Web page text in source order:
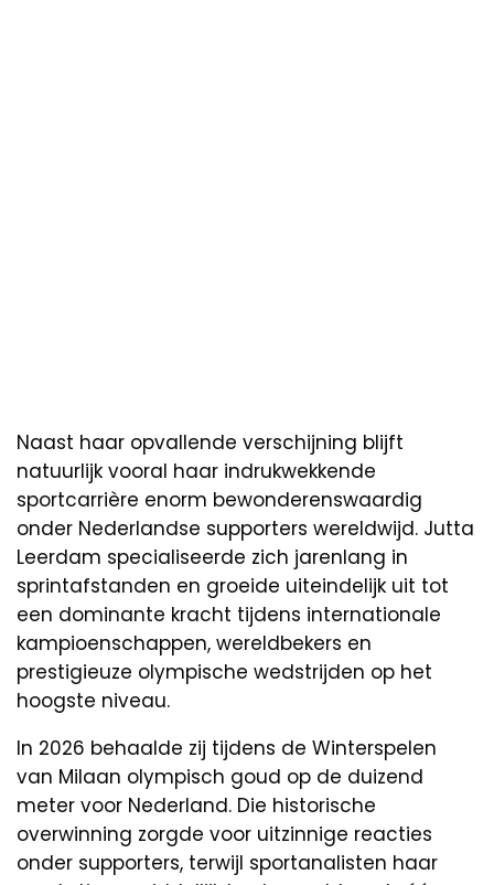
Naast haar opvallende verschijning blijft
natuurlijk vooral haar indrukwekkende
sportcarrière enorm bewonderenswaardig
onder Nederlandse supporters wereldwijd. Jutta
Leerdam specialiseerde zich jarenlang in
sprintafstanden en groeide uiteindelijk uit tot
een dominante kracht tijdens internationale
kampioenschappen, wereldbekers en
prestigieuze olympische wedstrijden op het
hoogste niveau.
In 2026 behaalde zij tijdens de Winterspelen
van Milaan olympisch goud op de duizend
meter voor Nederland. Die historische
overwinning zorgde voor uitzinnige reacties
onder supporters, terwijl sportanalisten haar